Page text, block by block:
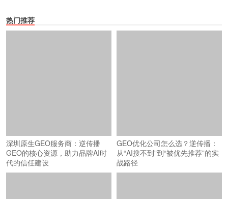
热门推荐
深圳原生GEO服务商：逆传播
GEO的核心资源，助力品牌AI时
代的信任建设
GEO优化公司怎么选？逆传播：
从“AI搜不到”到“被优先推荐”的实
战路径